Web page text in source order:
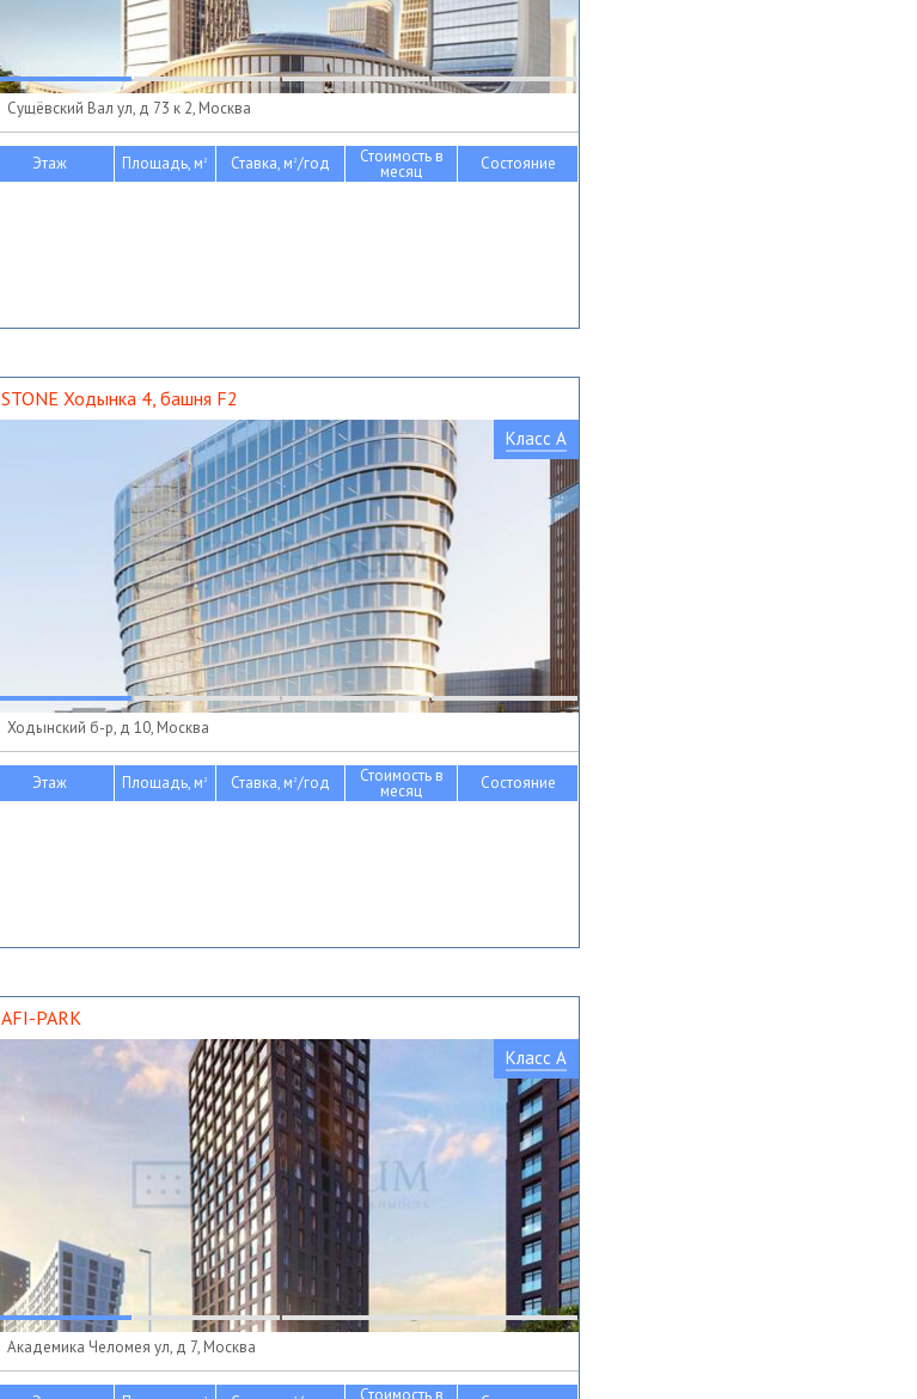
Сущёвский Вал ул, д 73 к 2, Москва
Этаж Площадь, м2 Ставка, м2/год Стоимость в
месяц Состояние
STONE Ходынка 4, башня F2
Класс A
Ходынский б-р, д 10, Москва
Этаж Площадь, м2 Ставка, м2/год Стоимость в
месяц Состояние
AFI-PARK
Класс A
Академика Челомея ул, д 7, Москва
Стоимость в